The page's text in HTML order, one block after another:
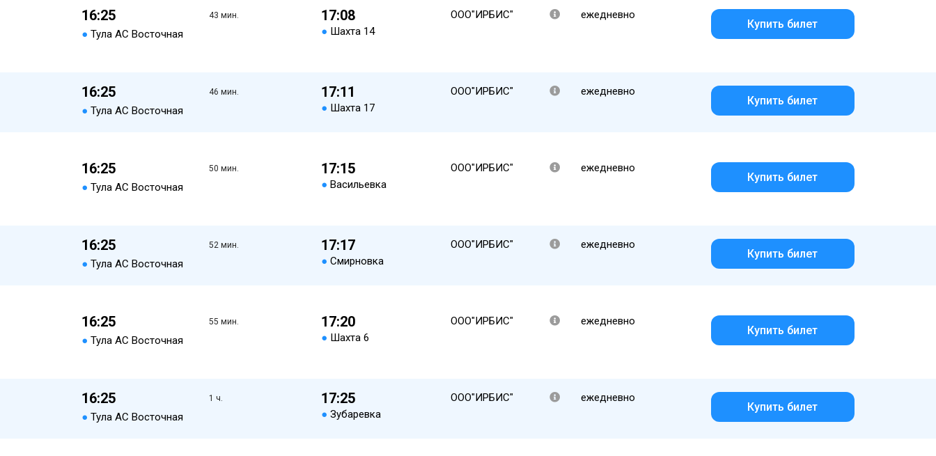
16:25
● Тула АС Восточная
43 мин. 17:08
● Шахта 14
ООО"ИРБИС" ежедневно
Купить билет
16:25
● Тула АС Восточная
46 мин. 17:11
● Шахта 17
ООО"ИРБИС" ежедневно
Купить билет
16:25
● Тула АС Восточная
50 мин. 17:15
● Васильевка
ООО"ИРБИС" ежедневно
Купить билет
16:25
● Тула АС Восточная
52 мин. 17:17
● Смирновка
ООО"ИРБИС" ежедневно
Купить билет
16:25
● Тула АС Восточная
55 мин. 17:20
● Шахта 6
ООО"ИРБИС" ежедневно
Купить билет
16:25
● Тула АС Восточная
1 ч. 17:25
● Зубаревка
ООО"ИРБИС" ежедневно
Купить билет